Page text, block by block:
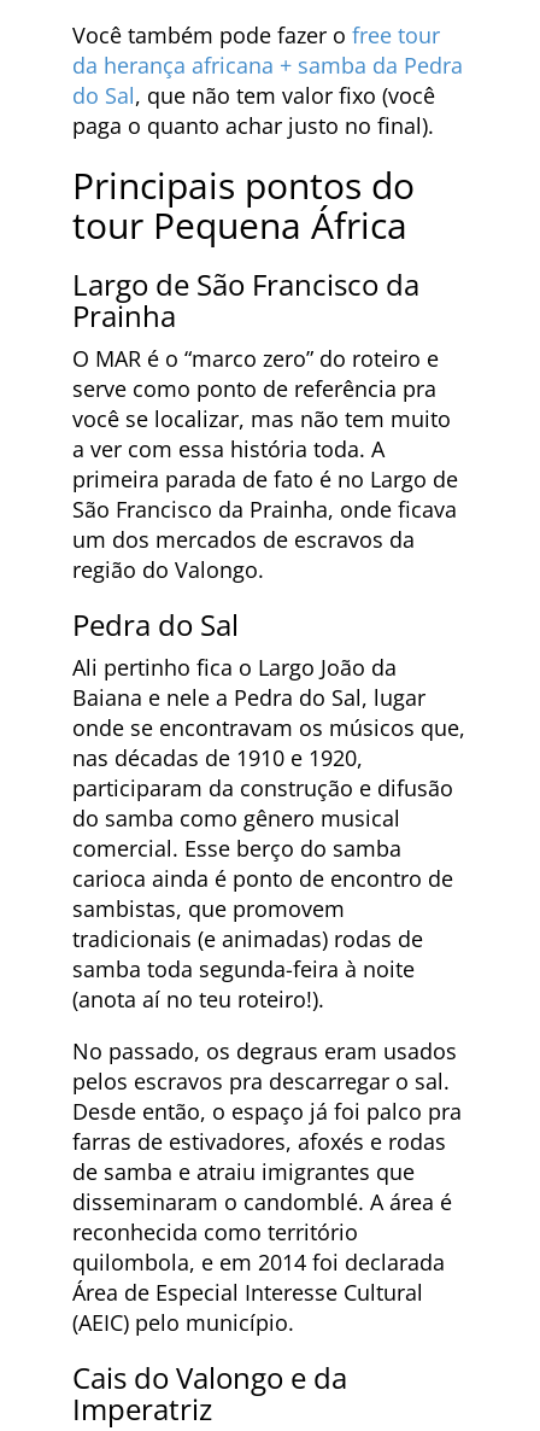
Você também pode fazer o free tour
da herança africana + samba da Pedra
do Sal, que não tem valor fixo (você
paga o quanto achar justo no final).
Principais pontos do
tour Pequena África
Largo de São Francisco da
Prainha
O MAR é o “marco zero” do roteiro e
serve como ponto de referência pra
você se localizar, mas não tem muito
a ver com essa história toda. A
primeira parada de fato é no Largo de
São Francisco da Prainha, onde ficava
um dos mercados de escravos da
região do Valongo.
Pedra do Sal
Ali pertinho fica o Largo João da
Baiana e nele a Pedra do Sal, lugar
onde se encontravam os músicos que,
nas décadas de 1910 e 1920,
participaram da construção e difusão
do samba como gênero musical
comercial. Esse berço do samba
carioca ainda é ponto de encontro de
sambistas, que promovem
tradicionais (e animadas) rodas de
samba toda segunda-feira à noite
(anota aí no teu roteiro!).
No passado, os degraus eram usados
pelos escravos pra descarregar o sal.
Desde então, o espaço já foi palco pra
farras de estivadores, afoxés e rodas
de samba e atraiu imigrantes que
disseminaram o candomblé. A área é
reconhecida como território
quilombola, e em 2014 foi declarada
Área de Especial Interesse Cultural
(AEIC) pelo município.
Cais do Valongo e da
Imperatriz